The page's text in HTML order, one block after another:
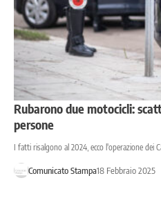
Rubarono due motocicli:
persone
I fatti risalgono al 2024, ecco l'operazione dei
Comunicato Stampa18 Febbraio 2025